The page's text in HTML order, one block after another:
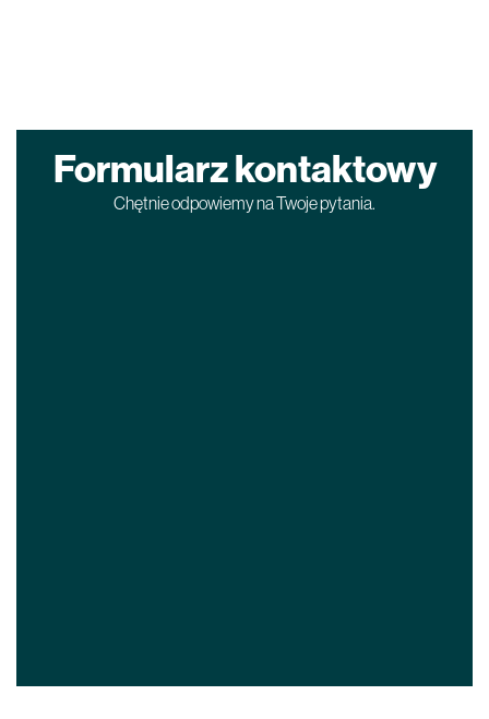
Formularz kontaktowy
Chętnie odpowiemy na Twoje pytania.